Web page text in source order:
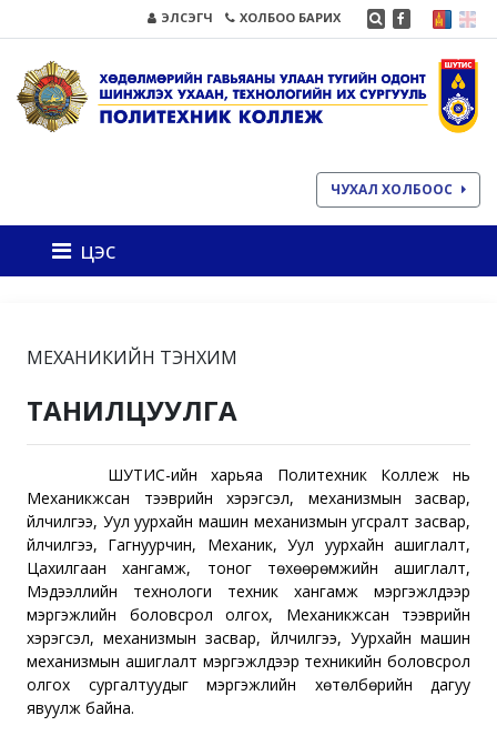
ЭЛСЭГЧ ХОЛБОО БАРИХ
ЧУХАЛ ХОЛБООС
цэс
МЕХАНИКИЙН ТЭНХИМ
ТАНИЛЦУУЛГА
ШУТИС-ийн харьяа Политехник Коллеж нь
Механикжсан тээврийн хэрэгсэл, механизмын засвар,
үйлчилгээ, Уул уурхайн машин механизмын угсралт засвар,
үйлчилгээ, Гагнуурчин, Механик, Уул уурхайн ашиглалт,
Цахилгаан хангамж, тоног төхөөрөмжийн ашиглалт,
Мэдээллийн технологи техник хангамж мэргэжлүүдээр
мэргэжлийн боловсрол олгох, Механикжсан тээврийн
хэрэгсэл, механизмын засвар, үйлчилгээ, Уурхайн машин
механизмын ашиглалт мэргэжлүүдээр техникийн боловсрол
олгох сургалтуудыг мэргэжлийн хөтөлбөрийн дагуу
явуулж байна.